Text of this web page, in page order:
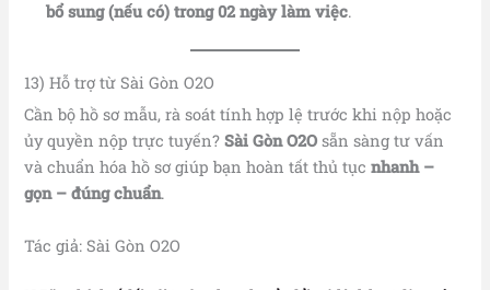
bổ sung (nếu có) trong 02 ngày làm việc.
13) Hỗ trợ từ Sài Gòn O2O
Cần bộ hồ sơ mẫu, rà soát tính hợp lệ trước khi nộp hoặc
ủy quyền nộp trực tuyến?Sài Gòn O2O sẵn sàng tư vấn
và chuẩn hóa hồ sơ giúp bạn hoàn tất thủ tụcnhanh –
gọn – đúng chuẩn.
Tác giả: Sài Gòn O2O